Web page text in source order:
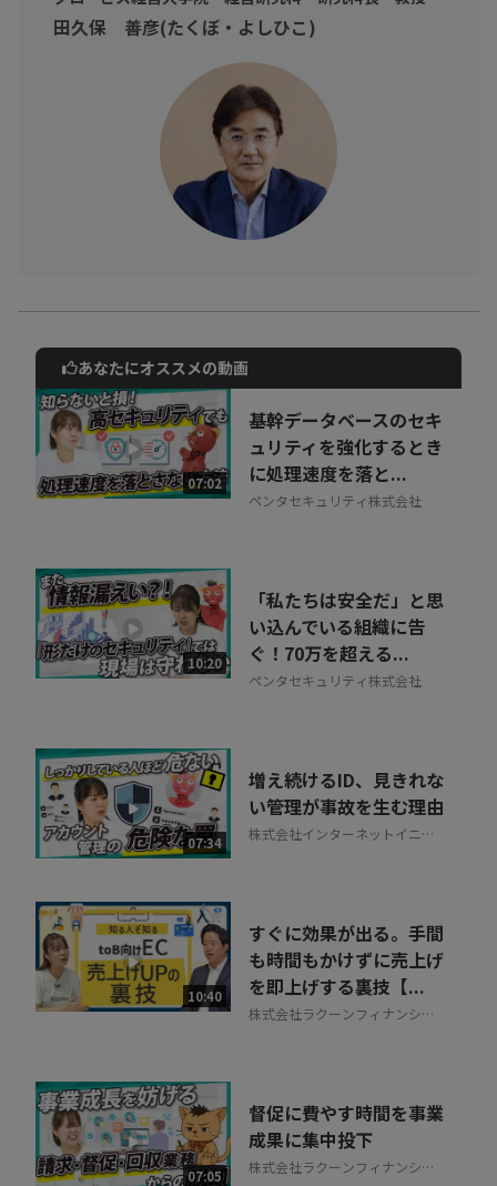
田久保 善彦(たくぼ・よしひこ)
動画でご紹介しているサービスについて
お気軽にご相談・ご質問いただけます！
30秒でお申し込み可能
相談を希望する 無料
あなたにオススメの動画
07:02
基幹データベースのセキ
ュリティを強化するとき
に処理速度を落と...
ペンタセキュリティ株式会社
10:20
「私たちは安全だ」と思
い込んでいる組織に告
ぐ！70万を超える...
ペンタセキュリティ株式会社
07:34
増え続けるID、見きれな
い管理が事故を生む理由
株式会社インターネットイニシ
10:40
すぐに効果が出る。手間
も時間もかけずに売上げ
を即上げする裏技【...
株式会社ラクーンフィナンシャ
07:05
督促に費やす時間を事業
成果に集中投下
株式会社ラクーンフィナンシャ